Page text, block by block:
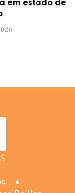
em estado de